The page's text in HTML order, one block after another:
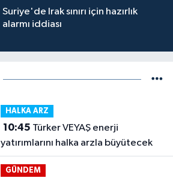
Suriye'de Irak sınırı için hazırlık
alarmı iddiası
HALKA ARZ
10:45
yatırımlarını halka arzla büyütecek
GÜNDEM